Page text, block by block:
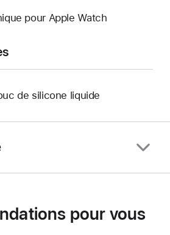
pour Apple Watch
de silicone liquide
pour vous